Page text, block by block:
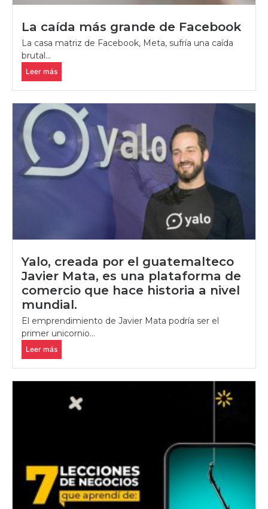
La caída más grande de Facebook
La casa matriz de Facebook, Meta, sufría una caída
brutal...
Leer más
Yalo, creada por el guatemalteco
Javier Mata, es una plataforma de
comercio que hace historia a nivel
mundial.
El emprendimiento de Javier Mata podría ser el
primer unicornio...
Leer más